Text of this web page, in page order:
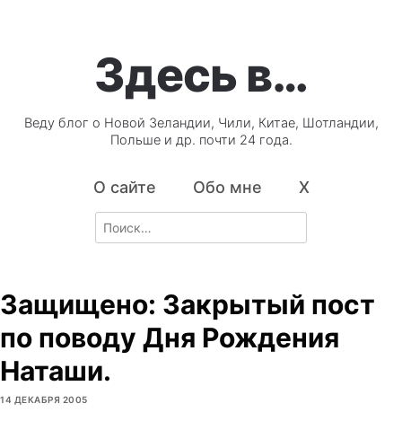
Здесь в…
Веду блог о Новой Зеландии, Чили, Китае, Шотландии,
Польше и др. почти 24 года.
О сайте Обо мне X
Search
for:
Защищено: Закрытый пост
по поводу Дня Рождения
Наташи.
14 ДЕКАБРЯ 2005